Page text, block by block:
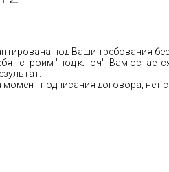
под Ваши требования
- строим "под ключ", Вам
момент подписания договора, нет